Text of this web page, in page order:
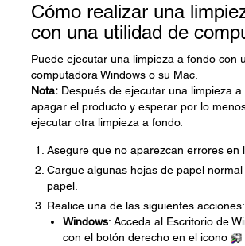
Cómo realizar una
con una utilidad de
Puede ejecutar una limpieza a fondo con
computadora Windows o su Mac.
Nota: Después de ejecutar una limpieza
apagar el producto y esperar por lo
ejecutar otra limpieza a fondo.
Asegure que no aparezcan errores en
Cargue algunas hojas de papel
papel.
Realice una de las siguientes acciones:
Windows: Acceda al Escritorio de
con el botón derecho en el icono